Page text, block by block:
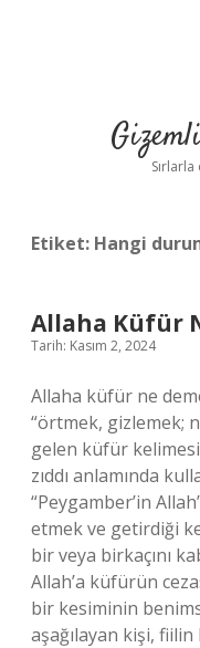
Etiket: Hangi
Allaha Küfür
Tarih: Kasım 2, 2024
Allaha küfür ne
“örtmek, gizlemek;
gelen küfür
zıddı anlamında
“Peygamber’in
etmek ve getirdiği
bir veya birkaçını
Allah’a küfürün
bir kesiminin
aşağılayan kişi,